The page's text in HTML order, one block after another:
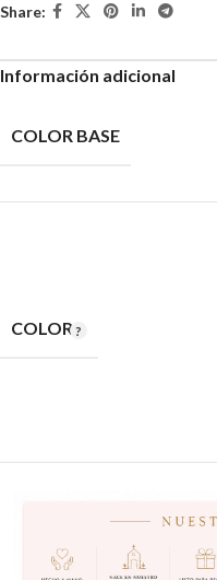
Share:
Información adicional
COLOR BASE
COLOR